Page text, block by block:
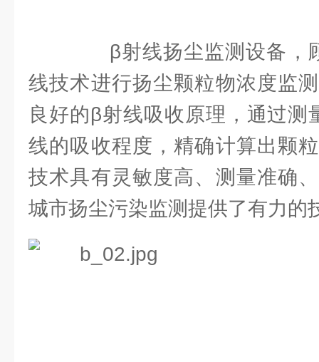
β射线扬尘监测设备，
线技术进行扬尘颗粒物浓度监
良好的β射线吸收原理，通过测
线的吸收程度，精确计算出颗
技术具有灵敏度高、测量准确
城市扬尘污染监测提供了有力的